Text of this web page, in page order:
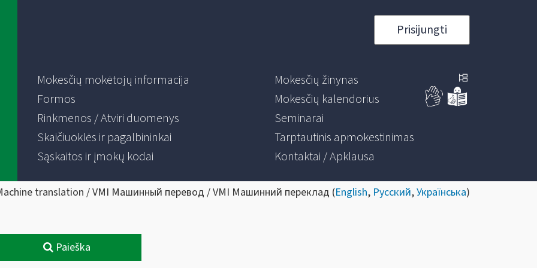
Prisijungti
Mokesčių mokėtojų informacija
Formos
Rinkmenos / Atviri duomenys
Skaičiuoklės ir pagalbininkai
Sąskaitos ir įmokų kodai
Mokesčių žinynas
Mokesčių kalendorius
Seminarai
Tarptautinis apmokestinimas
Kontaktai / Apklausa
translation / VMI Машинный перевод / VMI Машинний переклад (English, Русский,Українська)
Paieška